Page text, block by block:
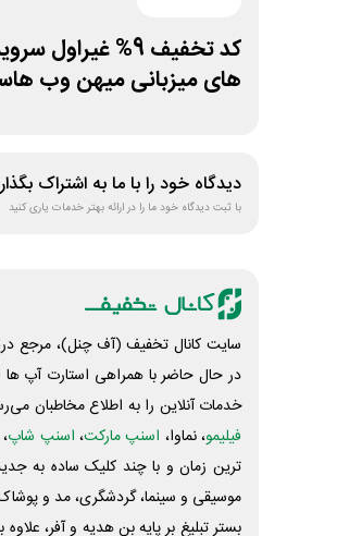
کد تخفیف 9% غیراول
های میزبانی میهن وب
دیدگاه خود را با ما به اشتراک
با ثبت دیدگاه خود ما را در ارائه بهتر خدمات یاری کنید
سایت کانال تخفیف (آف چنل)، مرجع
در حال حاضر با همراهی استارت آپ ها
خدمات آنلاین را به اطلاع مخاطبان
فیلیمو، نماوا، اسنپ مارکت، اسنپ شاپ
ترین زمان و با چند کلیک ساده به
موسیقی و سینما، گردشگری، مد و
بستر تبلیغ بر پایه بن هدیه و آفر،